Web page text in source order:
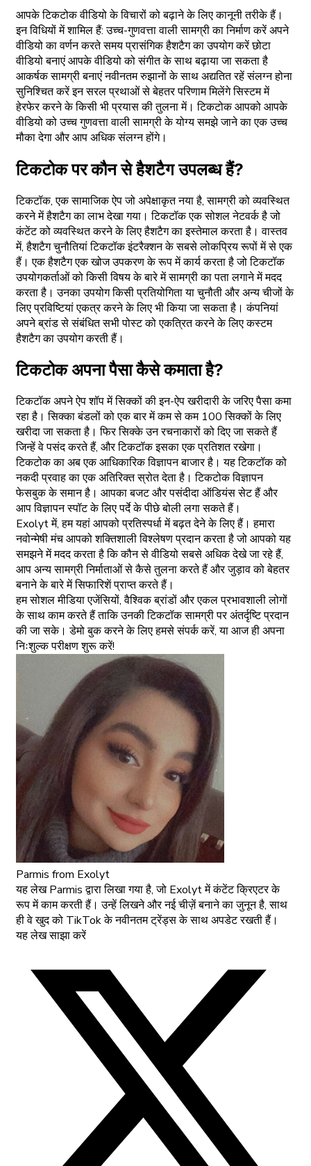
आपके टिकटोक वीडियो के विचारों को बढ़ाने के लिए कानूनी तरीके हैं।
इन विधियों में शामिल हैं: उच्च-गुणवत्ता वाली सामग्री का निर्माण करें अपने
वीडियो का वर्णन करते समय प्रासंगिक हैशटैग का उपयोग करें छोटा
वीडियो बनाएं आपके वीडियो को संगीत के साथ बढ़ाया जा सकता है
आकर्षक सामग्री बनाएं नवीनतम रुझानों के साथ अद्यतित रहें संलग्न होना
सुनिश्चित करें इन सरल प्रथाओं से बेहतर परिणाम मिलेंगे सिस्टम में
हेरफेर करने के किसी भी प्रयास की तुलना में। टिकटोक आपको आपके
वीडियो को उच्च गुणवत्ता वाली सामग्री के योग्य समझे जाने का एक उच्च
मौका देगा और आप अधिक संलग्न होंगे।
टिकटोक पर कौन से हैशटैग उपलब्ध हैं?
टिकटॉक, एक सामाजिक ऐप जो अपेक्षाकृत नया है, सामग्री को व्यवस्थित
करने में हैशटैग का लाभ देखा गया। टिकटॉक एक सोशल नेटवर्क है जो
कंटेंट को व्यवस्थित करने के लिए हैशटैग का इस्तेमाल करता है। वास्तव
में, हैशटैग चुनौतियां टिकटॉक इंटरैक्शन के सबसे लोकप्रिय रूपों में से एक
हैं। एक हैशटैग एक खोज उपकरण के रूप में कार्य करता है जो टिकटॉक
उपयोगकर्ताओं को किसी विषय के बारे में सामग्री का पता लगाने में मदद
करता है। उनका उपयोग किसी प्रतियोगिता या चुनौती और अन्य चीजों के
लिए प्रविष्टियां एकत्र करने के लिए भी किया जा सकता है। कंपनियां
अपने ब्रांड से संबंधित सभी पोस्ट को एकत्रित करने के लिए कस्टम
हैशटैग का उपयोग करती हैं।
टिकटोक अपना पैसा कैसे कमाता है?
टिकटॉक अपने ऐप शॉप में सिक्कों की इन-ऐप खरीदारी के जरिए पैसा कमा
रहा है। सिक्का बंडलों को एक बार में कम से कम 100 सिक्कों के लिए
खरीदा जा सकता है। फिर सिक्के उन रचनाकारों को दिए जा सकते हैं
जिन्हें वे पसंद करते हैं, और टिकटॉक इसका एक प्रतिशत रखेगा।
टिकटोक का अब एक आधिकारिक विज्ञापन बाजार है। यह टिकटॉक को
नकदी प्रवाह का एक अतिरिक्त स्रोत देता है। टिकटोक विज्ञापन
फेसबुक के समान है। आपका बजट और पसंदीदा ऑडियंस सेट हैं और
आप विज्ञापन स्पॉट के लिए पर्दे के पीछे बोली लगा सकते हैं।
Exolyt में, हम यहां आपको प्रतिस्पर्धा में बढ़त देने के लिए हैं। हमारा
नवोन्मेषी मंच आपको शक्तिशाली विश्लेषण प्रदान करता है जो आपको यह
समझने में मदद करता है कि कौन से वीडियो सबसे अधिक देखे जा रहे हैं,
आप अन्य सामग्री निर्माताओं से कैसे तुलना करते हैं और जुड़ाव को बेहतर
बनाने के बारे में सिफारिशें प्राप्त करते हैं।
हम सोशल मीडिया एजेंसियों, वैश्विक ब्रांडों और एकल प्रभावशाली लोगों
के साथ काम करते हैं ताकि उनकी टिकटॉक सामग्री पर अंतर्दृष्टि प्रदान
की जा सके। डेमो बुक करने के लिए हमसे संपर्क करें, या आज ही अपना
निःशुल्क परीक्षण शुरू करें!
Parmis from Exolyt
यह लेख Parmis द्वारा लिखा गया है, जो Exolyt में कंटेंट क्रिएटर के
रूप में काम करती हैं। उन्हें लिखने और नई चीज़ें बनाने का जुनून है, साथ
ही वे खुद को TikTok के नवीनतम ट्रेंड्स के साथ अपडेट रखती हैं।
यह लेख साझा करें